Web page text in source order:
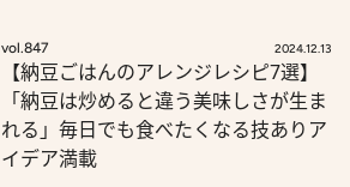
vol.847 2024.12.13
【納豆ごはんのアレンジレシピ7選】
「納豆は炒めると違う美味しさが生ま
れる」毎日でも食べたくなる技ありア
イデア満載